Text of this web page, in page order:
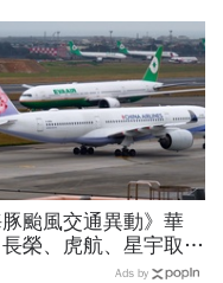
枯等」…新iPhone會
颱風交通異動》華
榮、虎航、星宇取消
：8/6-8/8逾50班次停
Ads by